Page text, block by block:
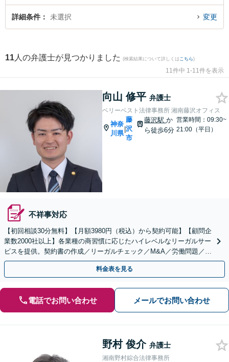
事対応のトラブル解決の実績豊富な近くの弁護士を検索したい』『初回相談無
料で不祥事対応を法律相談できる藤沢市内の弁護士に相談予約したい』などで
詳細条件 未選択 変更
11 人の弁護士が見つかりました (検索結果について詳しくは こちら)
11件中 1-11件を表示
向山 修平 弁護士
ベリーベスト法律事務所 湘南藤沢オフィス
神奈
川県
|
藤
沢
市
藤沢駅か
ら徒歩6分
営業時間：09:30~
21:00（平日）
不祥事対応
【初回相談30分無料】【月額3980円（税込）から契約可能】【顧問企
業数2000社以上】各業種の商習慣に応じたハイレベルなリーガルサー
ビスを提供。契約書の作成／リーガルチェック／M&A／労働問題／知
的財産等、お任せください【他士業連携可能】
料金表を見る
電話でお問い合わせ メールでお問い合わせ
野村 俊介 弁護士
湘南野村綜合法律事務所